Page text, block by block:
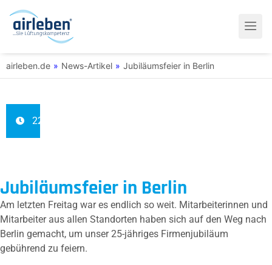
airleben.de » News-Artikel » Jubiläumsfeier in Berlin
22.09.2022
Jubiläumsfeier in Berlin
Am letzten Freitag war es endlich so weit. Mitarbeiterinnen und
Mitarbeiter aus allen Standorten haben sich auf den Weg nach
Berlin gemacht, um unser 25-jähriges Firmenjubiläum
gebührend zu feiern.